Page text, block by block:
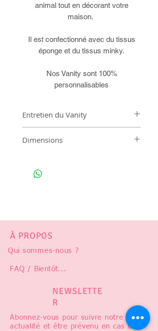
animal tout en décorant votre
maison.
Il est confectionné avec du tissus
éponge et du tissus minky.
Nos Vanity sont 100%
personnalisables
Entretien du Vanity
Dimensions
Largeur 17cm
Longueur 21cm
À PROPOS
Qui sommes-nous ?
FAQ / Bientôt...
NEWSLETTE
R
Abonnez-vous pour suivre notre
actualité et être prévenu en cas de